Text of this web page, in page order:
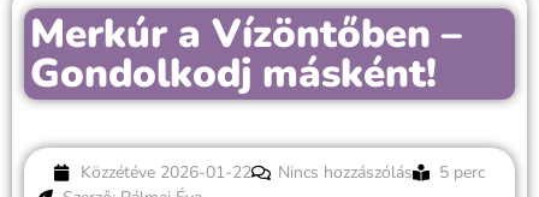
Merkúr a Vízöntőben –
Gondolkodj másként!
Közzétéve 2026-01-22 Nincs hozzászólás
5 perc